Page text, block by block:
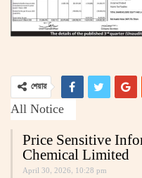
শেয়ার
All Notice
Price Sensitive
Chemical Limited
April 30, 2026, 10:28 pm